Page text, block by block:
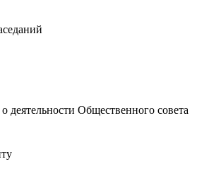
деятельности Общественного совета